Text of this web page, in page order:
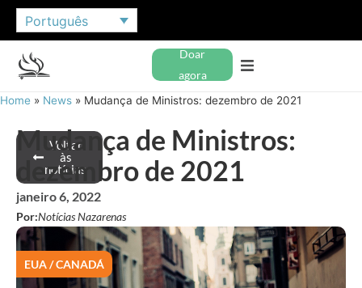
Português
Doar
agora
Home » News » Mudança de Ministros: dezembro de 2021
Voltar
às
notícias
Mudança de Ministros:
dezembro de 2021
janeiro 6, 2022
Por:Notícias Nazarenas
EUA / CANADÁ